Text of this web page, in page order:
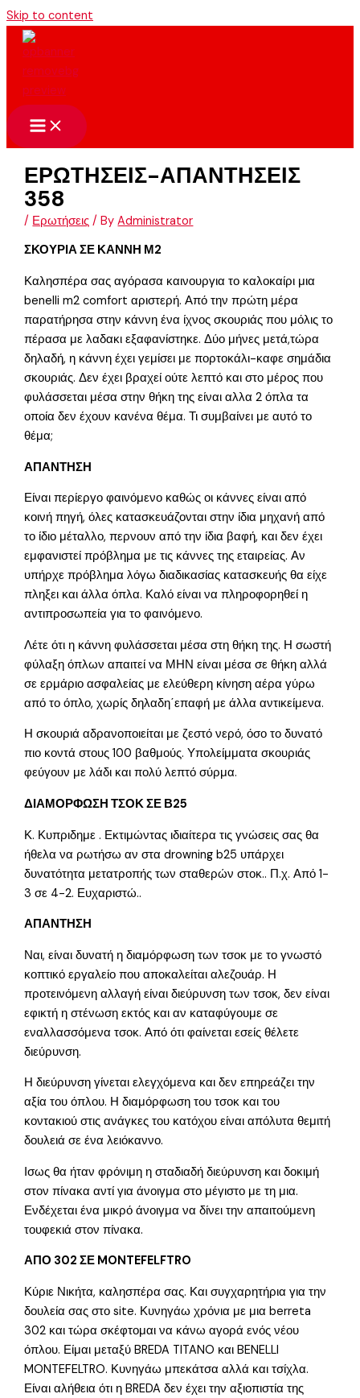
Skip to content
ΕΡΩΤΗΣΕΙΣ-ΑΠΑΝΤΗΣΕΙΣ
358
/ Ερωτήσεις / ByAdministrator
ΣΚΟΥΡΙΑ ΣΕ ΚΑΝΝΗ Μ2
Καλησπέρα σας αγόρασα καινουργια το καλοκαίρι μια
benelli m2 comfort αριστερή. Από την πρώτη μέρα
παρατήρησα στην κάννη ένα ίχνος σκουριάς που μόλις το
πέρασα με λαδακι εξαφανίστηκε. Δύο μήνες μετά,τώρα
δηλαδή, η κάννη έχει γεμίσει με πορτοκάλι-καφε σημάδια
σκουριάς. Δεν έχει βραχεί ούτε λεπτό και στο μέρος που
φυλάσσεται μέσα στην θήκη της είναι αλλα 2 όπλα τα
οποία δεν έχουν κανένα θέμα. Τι συμβαίνει με αυτό το
θέμα;
ΑΠΑΝΤΗΣΗ
Είναι περίεργο φαινόμενο καθώς οι κάννες είναι από
κοινή πηγή, όλες κατασκευάζονται στην ίδια μηχανή από
το ίδιο μέταλλο, περνουν από την ίδια βαφή, και δεν έχει
εμφανιστεί πρόβλημα με τις κάννες της εταιρείας. Αν
υπήρχε πρόβλημα λόγω διαδικασίας κατασκευής θα είχε
πληξει και άλλα όπλα. Καλό είναι να πληροφορηθεί η
αντιπροσωπεία για το φαινόμενο.
Λέτε ότι η κάννη φυλάσσεται μέσα στη θήκη της. Η σωστή
φύλαξη όπλων απαιτεί να ΜΗΝ είναι μέσα σε θήκη αλλά
σε ερμάριο ασφαλείας με ελεύθερη κίνηση αέρα γύρω
από το όπλο, χωρίς δηλαδη΄επαφή με άλλα αντικείμενα.
Η σκουριά αδρανοποιείται με ζεστό νερό, όσο το δυνατό
πιο κοντά στους 100 βαθμούς. Υπολείμματα σκουριάς
φεύγουν με λάδι και πολύ λεπτό σύρμα.
ΔΙΑΜΟΡΦΩΣΗ ΤΣΟΚ ΣΕ Β25
Κ. Κυπριδημε . Εκτιμώντας ιδιαίτερα τις γνώσεις σας θα
ήθελα να ρωτήσω αν στα drowning b25 υπάρχει
δυνατότητα μετατροπής των σταθερών στοκ.. Π.χ. Από 1-
3 σε 4-2. Ευχαριστώ..
ΑΠΑΝΤΗΣΗ
Ναι, είναι δυνατή η διαμόρφωση των τσοκ με το γνωστό
κοπτικό εργαλείο που αποκαλείται αλεζουάρ. Η
προτεινόμενη αλλαγή είναι διεύρυνση των τσοκ, δεν είναι
εφικτή η στένωση εκτός και αν καταφύγουμε σε
εναλλασσόμενα τσοκ. Από ότι φαίνεται εσείς θέλετε
διεύρυνση.
Η διεύρυνση γίνεται ελεγχόμενα και δεν επηρεάζει την
αξία του όπλου. Η διαμόρφωση του τσοκ και του
κοντακιού στις ανάγκες του κατόχου είναι απόλυτα θεμιτή
δουλειά σε ένα λειόκαννο.
Ισως θα ήταν φρόνιμη η σταδιαδή διεύρυνση και δοκιμή
στον πίνακα αντί για άνοιγμα στο μέγιστο με τη μια.
Ενδέχεται ένα μικρό άνοιγμα να δίνει την απαιτούμενη
τουφεκιά στον πίνακα.
ΑΠΟ 302 ΣΕ MONTEFELFTRO
Κύριε Νικήτα, καλησπέρα σας. Και συγχαρητήρια για την
δουλεία σας στο site. Κυνηγάω χρόνια με μια berreta
302 και τώρα σκέφτομαι να κάνω αγορά ενός νέου
όπλου. Είμαι μεταξύ BREDA TITANO και BENELLI
MONTEFELTRO. Κυνηγάω μπεκάτσα αλλά και τσίχλα.
Είναι αλήθεια ότι η BREDA δεν έχει την αξιοπιστία της